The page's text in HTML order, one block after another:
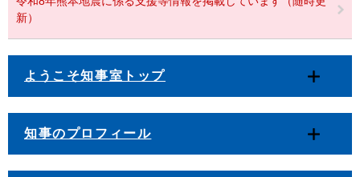
新）
ようこそ知事室トップ
知事のプロフィール